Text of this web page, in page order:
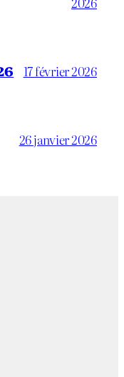
17 février 2026
26 janvier 2026